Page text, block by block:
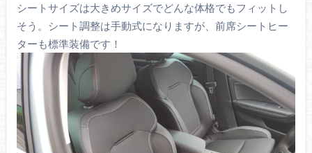
シートサイズは大きめサイズでどんな体格でもフィットし
そう。シート調整は手動式になりますが、前席シートヒー
ターも標準装備です！